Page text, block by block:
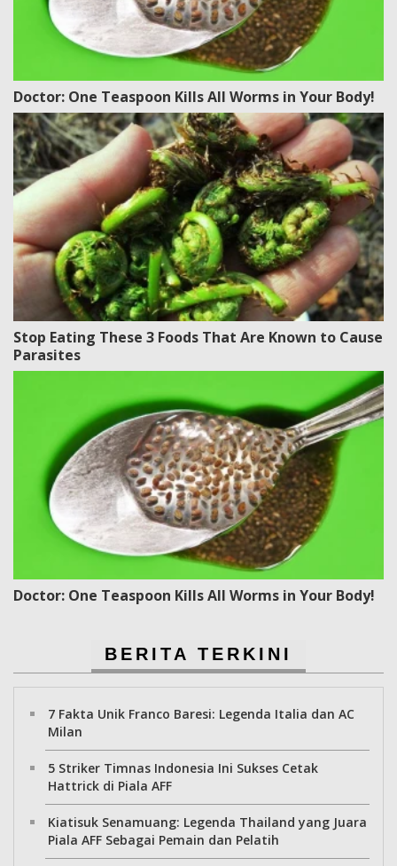
Doctor: One Teaspoon Kills All Worms in Your Body!
Stop Eating These 3 Foods That Are Known to Cause
Parasites
Doctor: One Teaspoon Kills All Worms in Your Body!
BERITA TERKINI
7 Fakta Unik Franco Baresi: Legenda Italia dan AC
Milan
5 Striker Timnas Indonesia Ini Sukses Cetak
Hattrick di Piala AFF
Kiatisuk Senamuang: Legenda Thailand yang Juara
Piala AFF Sebagai Pemain dan Pelatih